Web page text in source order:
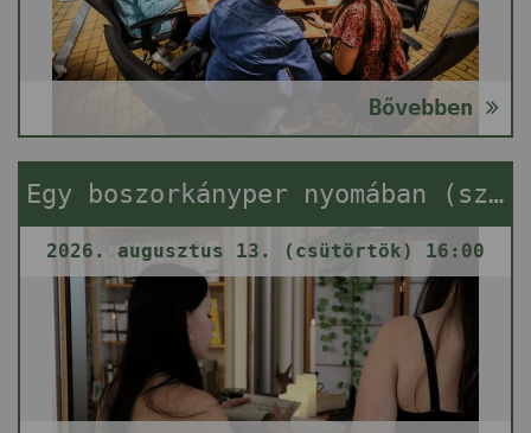
Bővebben
Egy boszorkányper nyomában (szabadulós játék)
2026. augusztus 13. (csütörtök) 16:00